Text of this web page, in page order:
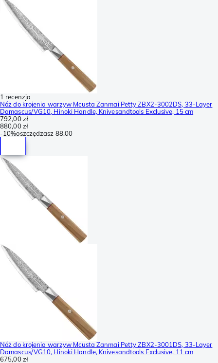
1 recenzja
Nóż do krojenia warzyw Mcusta Zanmai Petty ZBX2-3002DS, 33-Layer
Damascus/VG10, Hinoki Handle, Knivesandtools Exclusive, 15 cm
792,00 zł
880,00 zł
-10%oszczędzasz 88,00
Nóż do krojenia warzyw Mcusta Zanmai Petty ZBX2-3001DS, 33-Layer
Damascus/VG10, Hinoki Handle, Knivesandtools Exclusive, 11 cm
675,00 zł